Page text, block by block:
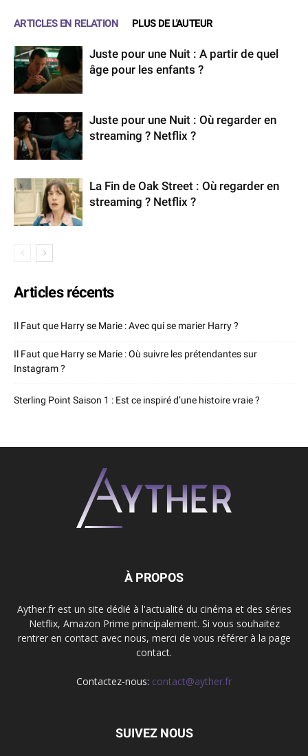
ARTICLES EN RELATION PLUS DE L'AUTEUR
Juste pour une Nuit : A partir de quel
âge pour les enfants ?
Juste pour une Nuit : Où regarder en
streaming ? Netflix ?
La Fin de Oak Street : Où regarder en
streaming ? Netflix ?
Articles récents
Il Faut que Harry se Marie : Avec qui se marier Harry ?
Il Faut que Harry se Marie : Où suivre les prétendantes sur
Instagram ?
Sterling Point Saison 1 : Est ce inspiré d’une histoire vraie ?
À PROPOS
Ayther.fr est un site dédié à l'actualité du cinéma et des séries
Netflix, Amazon Prime principalement. Si vous souhaitez
rentrer en contact avec nous, merci de vous référer à la page
contact.
Contactez-nous: contact@ayther.fr
SUIVEZ NOUS